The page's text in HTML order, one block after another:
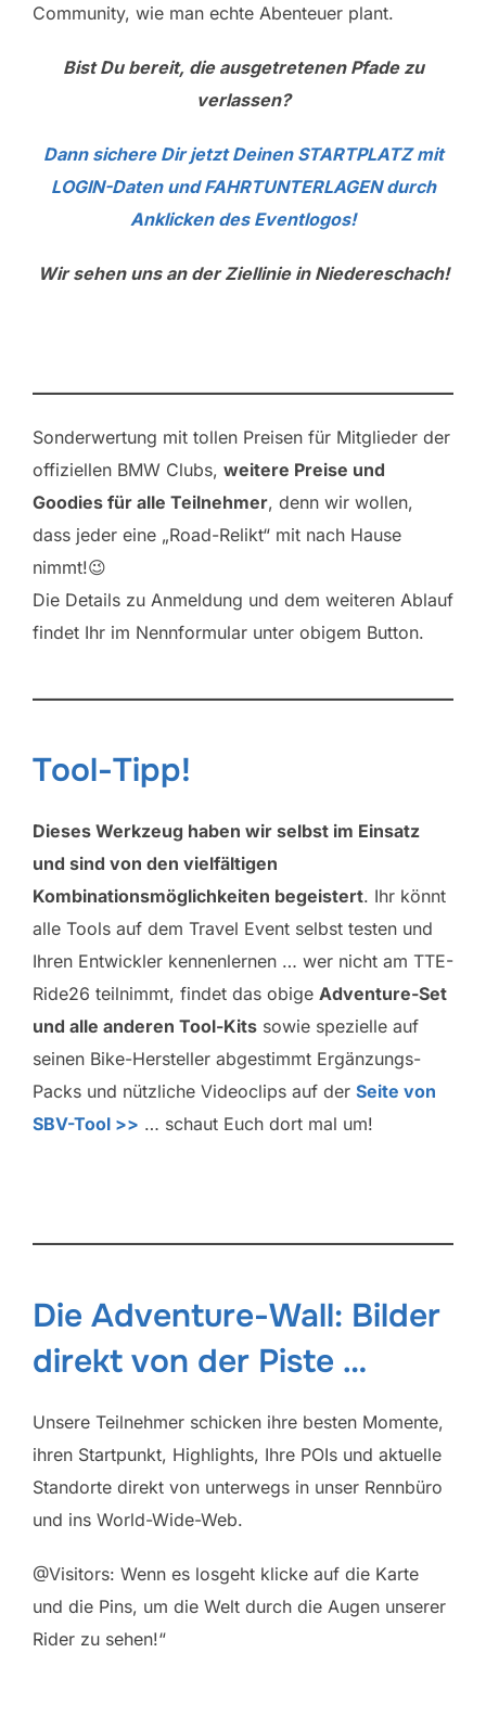
Community, wie man echte Abenteuer plant.
Bist Du bereit, die ausgetretenen Pfade zu
verlassen?
Dann sichere Dir jetzt Deinen STARTPLATZ mit
LOGIN-Daten und FAHRTUNTERLAGEN durch
Anklicken des Eventlogos!
Wir sehen uns an der Ziellinie in Niedereschach!
Sonderwertung mit tollen Preisen für Mitglieder der
offiziellen BMW Clubs, weitere Preise und
Goodies für alle Teilnehmer, denn wir wollen,
dass jeder eine „Road-Relikt“ mit nach Hause
nimmt!😉
Die Details zu Anmeldung und dem weiteren Ablauf
findet Ihr im Nennformular unter obigem Button.
Tool-Tipp!
Dieses Werkzeug haben wir selbst im Einsatz
und sind von den vielfältigen
Kombinationsmöglichkeiten begeistert. Ihr könnt
alle Tools auf dem Travel Event selbst testen und
Ihren Entwickler kennenlernen … wer nicht am TTE-
Ride26 teilnimmt, findet das obige Adventure-Set
und alle anderen Tool-Kits sowie spezielle auf
seinen Bike-Hersteller abgestimmt Ergänzungs-
Packs und nützliche Videoclips auf der Seite von
SBV-Tool >> … schaut Euch dort mal um!
Die Adventure-Wall: Bilder
direkt von der Piste …
Unsere Teilnehmer schicken ihre besten Momente,
ihren Startpunkt, Highlights, Ihre POIs und aktuelle
Standorte direkt von unterwegs in unser Rennbüro
und ins World-Wide-Web.
@Visitors: Wenn es losgeht klicke auf die Karte
und die Pins, um die Welt durch die Augen unserer
Rider zu sehen!“